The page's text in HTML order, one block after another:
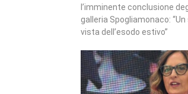
l’imminente conclusione
galleria Spogliamonaco:
vista dell’esodo estivo”